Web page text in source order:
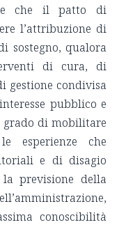
che il patto di
l’attribuzione di
sostegno, qualora
di cura, di
gestione condivisa
pubblico e
di mobilitare
esperienze che
e di disagio
previsione della
conoscibilità